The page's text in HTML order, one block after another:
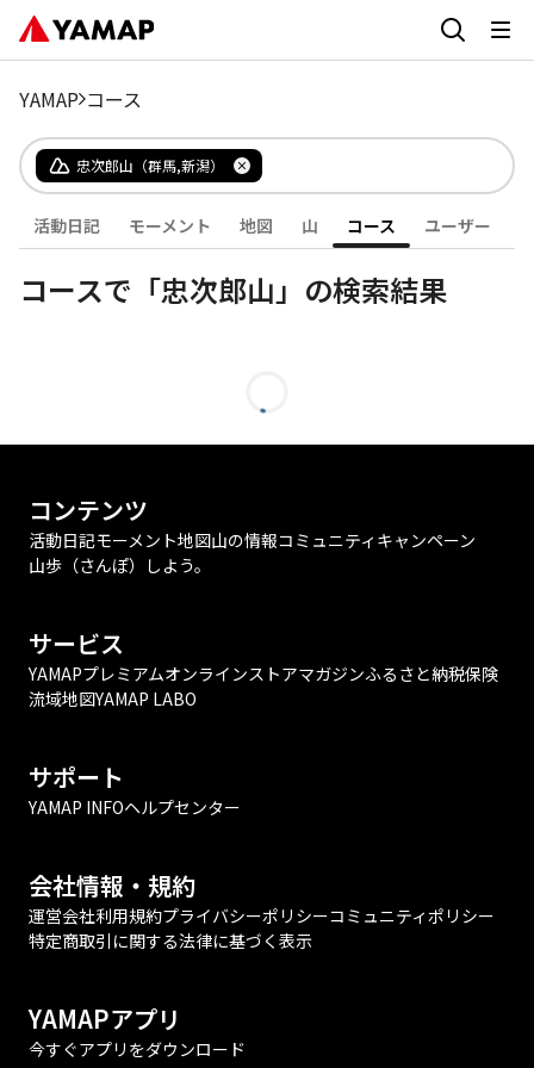
YAMAP コース
忠次郎山（群馬,新潟）
活動日記 モーメント 地図 山 コース ユーザー
コースで「忠次郎山」の検索結果
コンテンツ
活動日記モーメント地図山の情報コミュニティ キャンペーン
山歩（さんぽ）しよう。
サービス
YAMAPプレミアムオンラインストアマガジンふるさと納税保険
流域地図YAMAP LABO
サポート
YAMAP INFOヘルプセンター
会社情報・規約
運営会社利用規約プライバシーポリシーコミュニティポリシー
特定商取引に関する法律に基づく表示
YAMAPアプリ
今すぐアプリをダウンロード